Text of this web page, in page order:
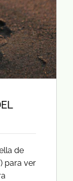
de
para ver